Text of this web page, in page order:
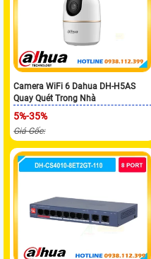
Camera WiFi 6 Dahua DH-H5AS
Quay Quét Trong Nhà
5%-35%
Giá Gốc: